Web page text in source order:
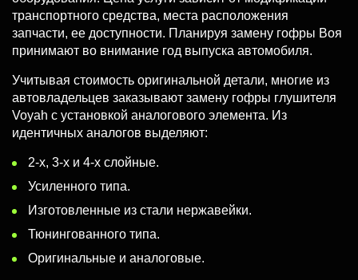
транспортного средства, места расположения
запчасти, ее доступности. Планируя замену гофры Воя
принимают во внимание год выпуска автомобиля.
Учитывая стоимость оригинальной детали, многие из
автовладельцев заказывают замену гофры глушителя
Voyah с установкой аналогового элемента. Из
идентичных аналогов выделяют:
2-х, 3-х и 4-х слойные.
Усиленного типа.
Изготовленные из стали нержавейки.
Тюнингованного типа.
Оригинальные и аналоговые.